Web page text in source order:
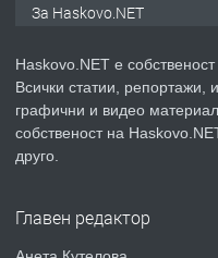
ПРЕДЛАГА
🔑
За Haskovo.NET
Haskovo.NET е
Всички статии, репортажи,
графични и видео
собственост на
друго.
Главен редактор